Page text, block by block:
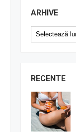
ARHIVE
Arhive
RECENTE